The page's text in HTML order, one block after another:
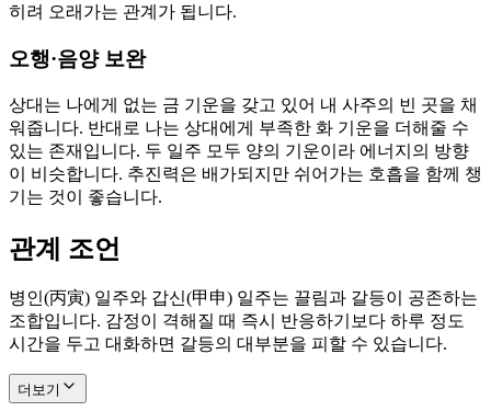
히려 오래가는 관계가 됩니다.
오행·음양 보완
상대는 나에게 없는 금 기운을 갖고 있어 내 사주의 빈 곳을 채
워줍니다. 반대로 나는 상대에게 부족한 화 기운을 더해줄 수
있는 존재입니다. 두 일주 모두 양의 기운이라 에너지의 방향
이 비슷합니다. 추진력은 배가되지만 쉬어가는 호흡을 함께 챙
기는 것이 좋습니다.
관계 조언
병인(丙寅) 일주와 갑신(甲申) 일주는 끌림과 갈등이 공존하는
조합입니다. 감정이 격해질 때 즉시 반응하기보다 하루 정도
시간을 두고 대화하면 갈등의 대부분을 피할 수 있습니다.
더보기